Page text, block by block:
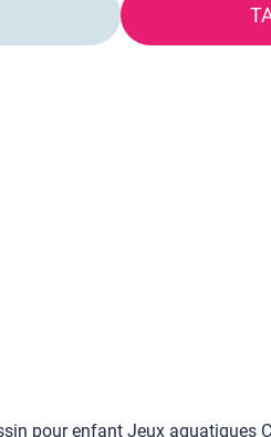
pour enfant Jeux aquatiques